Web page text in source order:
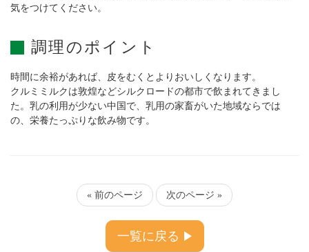
気をつけてください。
調理のポイント
時間に余裕があれば、皮をむくとよりおいしくなります。
クルミミルクは敦煌などシルクロードの都市で飲まれてきまし
た。乳の利用が少ない中国で、乳用の家畜がいた地域ならでは
の、栄養たっぷりな飲み物です。
« 前のページ 次のページ »
一覧に戻る